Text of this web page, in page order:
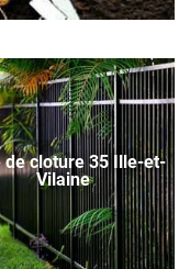
de cloture 35 Ille-et-
Vilaine